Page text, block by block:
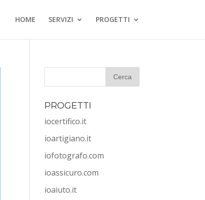
HOME SERVIZI PROGETTI
PROGETTI
iocertifico.it
ioartigiano.it
iofotografo.com
ioassicuro.com
ioaiuto.it